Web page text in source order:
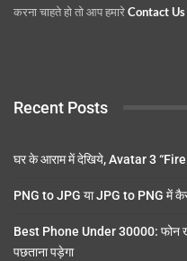
करना चाहते हो तो आप हमारेContact Us
Recent Posts
घर के आराम में देखिये, Avatar 3 “Fire
PNG to JPG या JPG to PNG में
Best Phone Under 30000: फोन
पछताना पड़ेगा